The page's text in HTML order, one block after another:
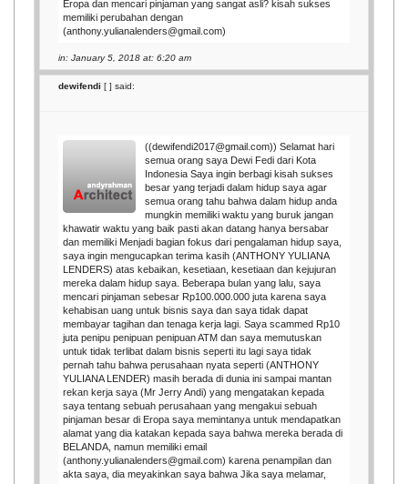
Eropa dan mencari pinjaman yang sangat asli? kisah sukses
memiliki perubahan dengan
(anthony.yulianalenders@gmail.com)
in: January 5, 2018 at: 6:20 am
dewifendi [] said:
((dewifendi2017@gmail.com)) Selamat hari
semua orang saya Dewi Fedi dari Kota
Indonesia Saya ingin berbagi kisah sukses
besar yang terjadi dalam hidup saya agar
semua orang tahu bahwa dalam hidup anda
mungkin memiliki waktu yang buruk jangan
khawatir waktu yang baik pasti akan datang hanya bersabar
dan memiliki Menjadi bagian fokus dari pengalaman hidup saya,
saya ingin mengucapkan terima kasih (ANTHONY YULIANA
LENDERS) atas kebaikan, kesetiaan, kesetiaan dan kejujuran
mereka dalam hidup saya. Beberapa bulan yang lalu, saya
mencari pinjaman sebesar Rp100.000.000 juta karena saya
kehabisan uang untuk bisnis saya dan saya tidak dapat
membayar tagihan dan tenaga kerja lagi. Saya scammed Rp10
juta penipu penipuan penipuan ATM dan saya memutuskan
untuk tidak terlibat dalam bisnis seperti itu lagi saya tidak
pernah tahu bahwa perusahaan nyata seperti (ANTHONY
YULIANA LENDER) masih berada di dunia ini sampai mantan
rekan kerja saya (Mr Jerry Andi) yang mengatakan kepada
saya tentang sebuah perusahaan yang mengakui sebuah
pinjaman besar di Eropa saya memintanya untuk mendapatkan
alamat yang dia katakan kepada saya bahwa mereka berada di
BELANDA, namun memiliki email
(anthony.yulianalenders@gmail.com) karena penampilan dan
akta saya, dia meyakinkan saya bahwa Jika saya melamar,